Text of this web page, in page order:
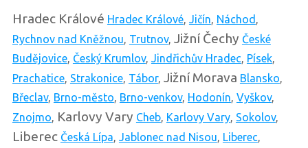
Hradec Králové Hradec Králové, Jičín, Náchod ,
Rychnov nad Kněžnou, Trutnov, Jižní Čechy České
Budějovice, Český Krumlov, Jindřichův Hradec, Písek,
Prachatice, Strakonice, Tábor, Jižní Morava Blansko,
Břeclav, Brno-město, Brno-venkov, Hodonín, Vyškov,
Znojmo, Karlovy Vary Cheb, Karlovy Vary, Sokolov,
Liberec Česká Lípa, Jablonec nad Nisou, Liberec,